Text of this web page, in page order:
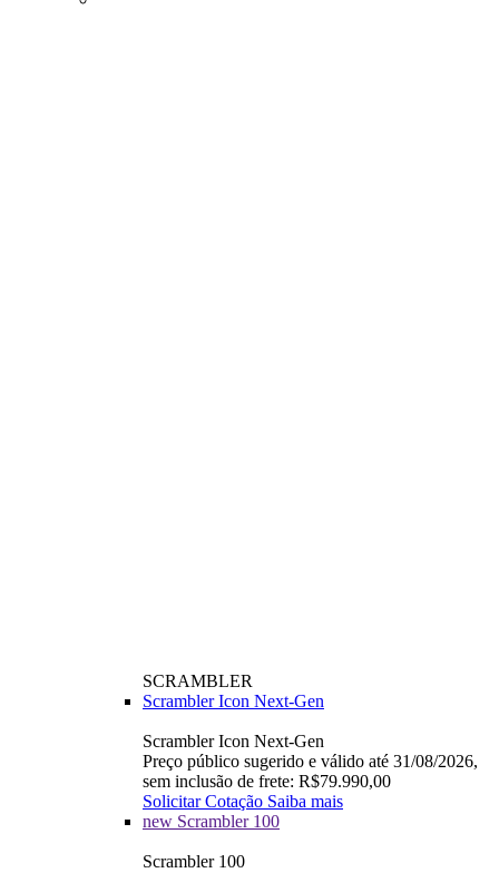
SCRAMBLER
Scrambler Icon Next-Gen
Scrambler Icon Next-Gen
Preço público sugerido e válido até 31/08/2026,
sem inclusão de frete: R$79.990,00
Solicitar Cotação Saiba mais
new Scrambler 100
Scrambler 100